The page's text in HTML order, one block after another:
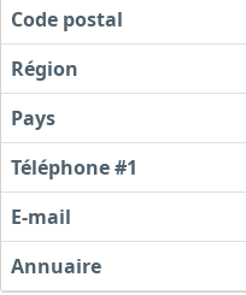
Code postal
Région
Pays
Téléphone #1
E-mail
Annuaire